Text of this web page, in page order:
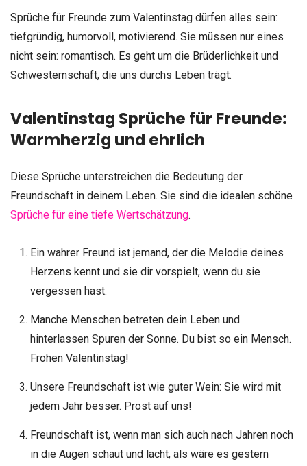
Sprüche für Freunde zum Valentinstag dürfen alles sein:
tiefgründig, humorvoll, motivierend. Sie müssen nur eines
nicht sein: romantisch. Es geht um die Brüderlichkeit und
Schwesternschaft, die uns durchs Leben trägt.
Valentinstag Sprüche für Freunde:
Warmherzig und ehrlich
Diese Sprüche unterstreichen die Bedeutung der
Freundschaft in deinem Leben. Sie sind die idealen schöne
Sprüche für eine tiefe Wertschätzung.
Ein wahrer Freund ist jemand, der die Melodie deines
Herzens kennt und sie dir vorspielt, wenn du sie
vergessen hast.
Manche Menschen betreten dein Leben und
hinterlassen Spuren der Sonne. Du bist so ein Mensch.
Frohen Valentinstag!
Unsere Freundschaft ist wie guter Wein: Sie wird mit
jedem Jahr besser. Prost auf uns!
Freundschaft ist, wenn man sich auch nach Jahren noch
in die Augen schaut und lacht, als wäre es gestern